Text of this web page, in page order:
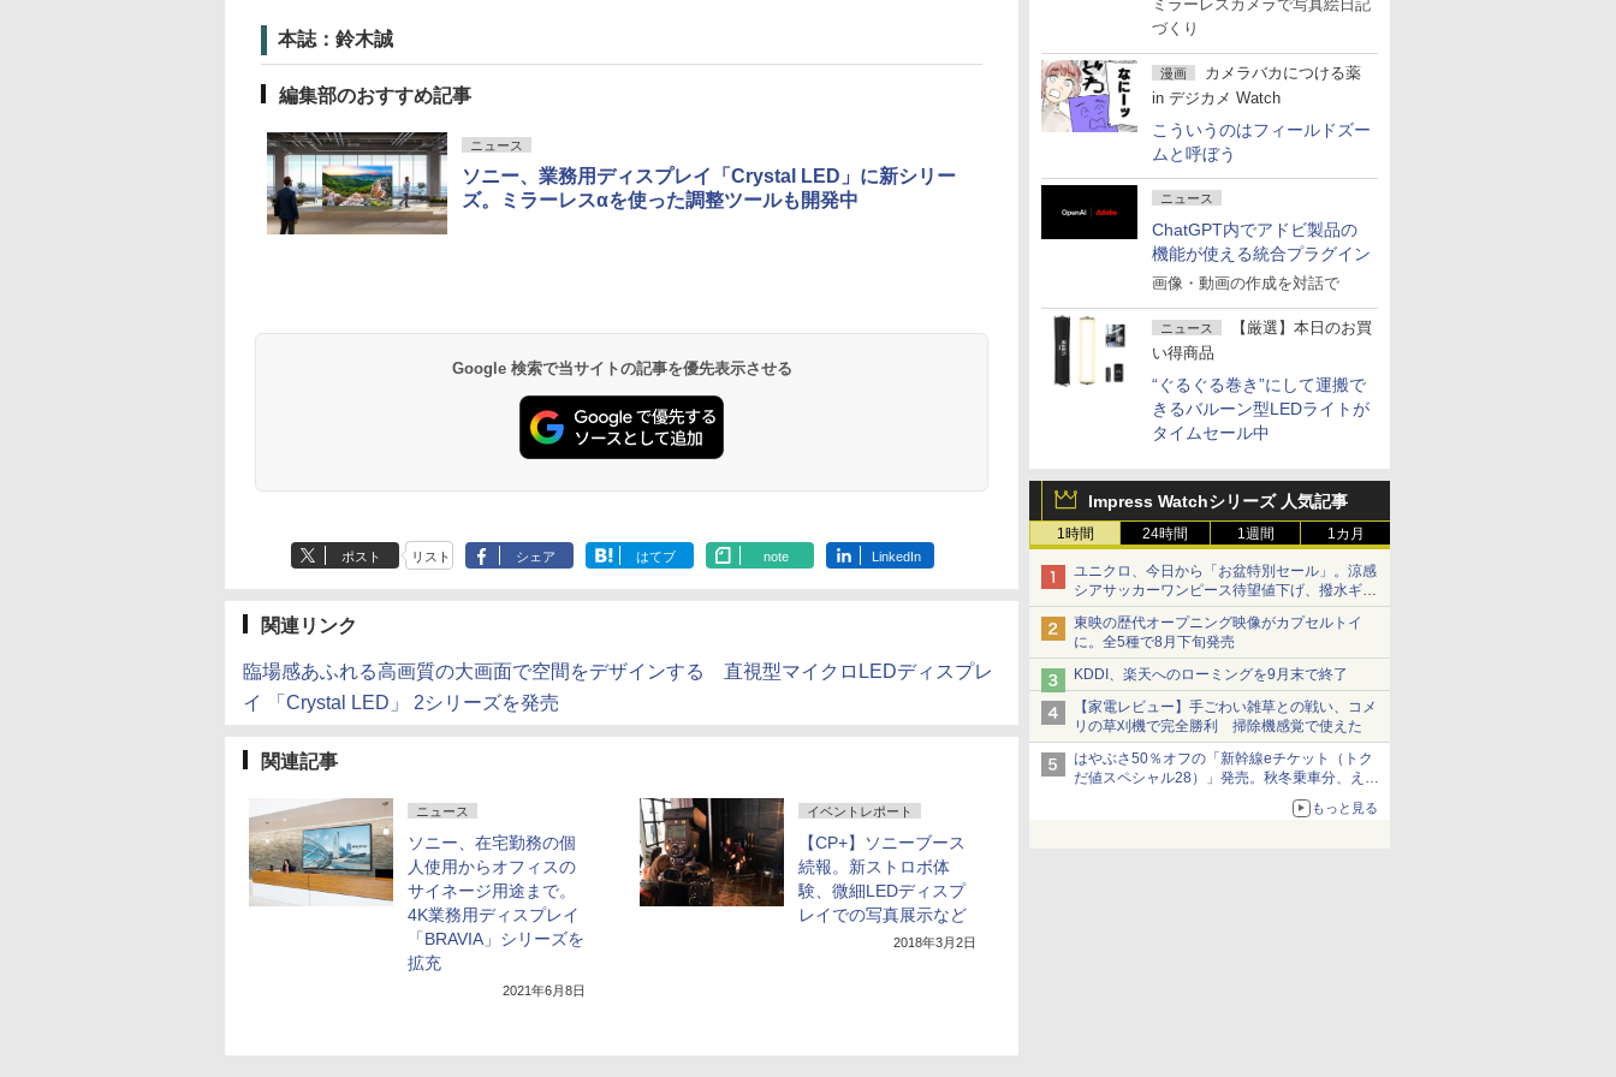
ミラーレスカメラで写真絵日記
づくり
漫画
カメラバカにつける薬
in デジカメ Watch
こういうのはフィールドズー
ムと呼ぼう
ニュース
ChatGPT内でアドビ製品の
機能が使える統合プラグイン
画像・動画の作成を対話で
ニュース
【厳選】本日のお買
い得商品
“ぐるぐる巻き”にして運搬で
きるバルーン型LEDライトが
タイムセール中
Impress Watchシリーズ 人気記事
1時間 24時間 1週間 1カ月
ユニクロ、今日から「お盆特別セール」。涼感
シアサッカーワンピース待望値下げ、撥水ギア
ショーツは1990円に
東映の歴代オープニング映像がカプセルトイ
に。全5種で8月下旬発売
KDDI、楽天へのローミングを9月末で終了
【家電レビュー】手ごわい雑草との戦い、コメ
リの草刈機で完全勝利 掃除機感覚で使えた
はやぶさ50％オフの「新幹線eチケット（トク
だ値スペシャル28）」発売。秋冬乗車分、えき
もっと見る
本誌：鈴木誠
編集部のおすすめ記事
ニュース
ソニー、業務用ディスプレイ「Crystal LED」に新シリー
ズ。ミラーレスαを使った調整ツールも開発中
Google 検索で当サイトの記事を優先表示させる
ポスト リスト シェア はてブ note LinkedIn
関連リンク
臨場感あふれる高画質の大画面で空間をデザインする 直視型マイクロLEDディスプレ
イ 「Crystal LED」 2シリーズを発売
関連記事
ニュース
ソニー、在宅勤務の個
人使用からオフィスの
サイネージ用途まで。
4K業務用ディスプレイ
「BRAVIA」シリーズを
拡充
2021年6月8日
イベントレポート
【CP+】ソニーブース
続報。新ストロボ体
験、微細LEDディスプ
レイでの写真展示など
2018年3月2日